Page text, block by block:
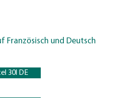
Französisch und Deutsch
30l DE